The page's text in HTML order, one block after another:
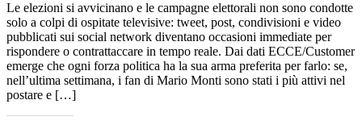
Le elezioni si avvicinano e le campagne elettorali non sono condotte
solo a colpi di ospitate televisive: tweet, post, condivisioni e video
pubblicati sui social network diventano occasioni immediate per
rispondere o contrattaccare in tempo reale. Dai dati ECCE/Customer
emerge che ogni forza politica ha la sua arma preferita per farlo: se,
nell’ultima settimana, i fan di Mario Monti sono stati i più attivi nel
postare e […]